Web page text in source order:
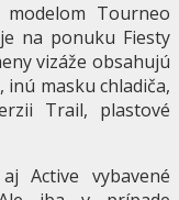
Tourneo
na ponuku Fiesty
vizáže obsahujú
inú masku chladiča,
Trail, plastové
Active vybavené